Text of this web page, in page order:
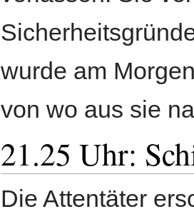
wurde am
von wo aus sie
21.25 Uhr:
Die Attentäter